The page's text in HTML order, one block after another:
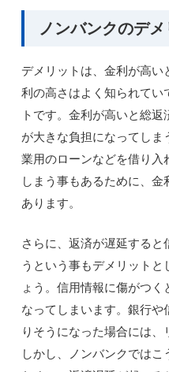
ノンバンクのデメ
デメリットは、金利が高
利の高さはよく知られて
トです。金利が高いと総
が大きな負担になってし
業用のローンなどを借り入
しまう事もあるために、
あります。
さらに、返済が遅延する
うという事もデメリット
ょう。信用情報に傷がつ
なってしまいます。銀行
りそうになった場合には、
しかし、ノンバンクでは